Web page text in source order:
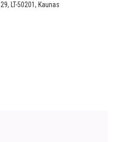
LT-50201, Kaunas